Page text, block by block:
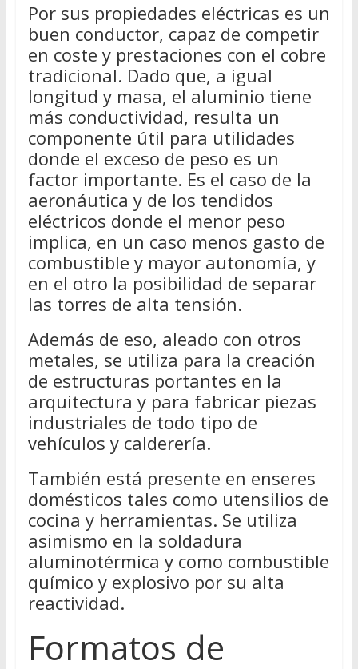
Por sus propiedades eléctricas es un
buen conductor, capaz de competir
en coste y prestaciones con el cobre
tradicional. Dado que, a igual
longitud y masa, el aluminio tiene
más conductividad, resulta un
componente útil para utilidades
donde el exceso de peso es un
factor importante. Es el caso de la
aeronáutica y de los tendidos
eléctricos donde el menor peso
implica, en un caso menos gasto de
combustible y mayor autonomía, y
en el otro la posibilidad de separar
las torres de alta tensión.
Además de eso, aleado con otros
metales, se utiliza para la creación
de estructuras portantes en la
arquitectura y para fabricar piezas
industriales de todo tipo de
vehículos y calderería.
También está presente en enseres
domésticos tales como utensilios de
cocina y herramientas. Se utiliza
asimismo en la soldadura
aluminotérmica y como combustible
químico y explosivo por su alta
reactividad.
Formatos de